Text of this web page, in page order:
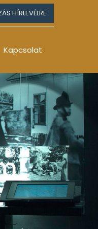
HÍRLEVÉLRE
Kapcsolat